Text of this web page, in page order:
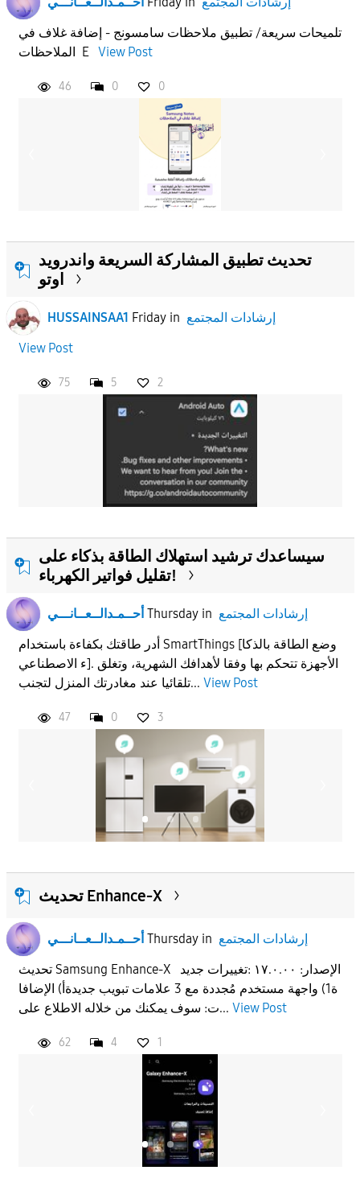
تلميحات سريعة/ تطبيق ملاحظات سامسونج - إضافة غلاف في
الملاحظات E View Post
46 0 0
تحديث تطبيق المشاركة السريعة واندرويد
اوتو
HUSSAINSAA1 Fridayin إرشادات المجتمع
View Post
75 5 2
سيساعدك ترشيد استهلاك الطاقة بذكاء على
تقليل فواتير الكهرباء!
أحــمـدالــعــانـــي Thursdayin إرشادات المجتمع
أدر طاقتك بكفاءة باستخدام SmartThings [وضع الطاقة بالذكا
ء الاصطناعي]. الأجهزة تتحكم بها وفقا لأهدافك الشهرية، وتغلق
تلقائيا عند مغادرتك المنزل لتجنب... View Post
47 0 3
تحديث Enhance-X
أحــمـدالــعــانـــي Thursdayin إرشادات المجتمع
تحديث Samsung Enhance-X الإصدار: ١٧.٠.٠٠ :تغييرات جديد
ة1) واجهة مستخدم مُجددة مع 3 علامات تبويب جديدةأ) الإضافا
ت: سوف يمكنك من خلاله الاطلاع على... View Post
62 4 1